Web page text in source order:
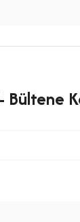
Bültene